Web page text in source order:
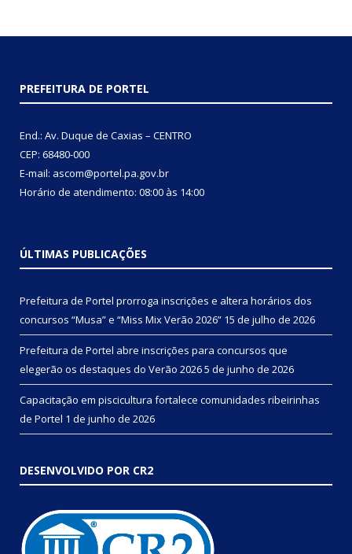
PREFEITURA DE PORTEL
End.: Av. Duque de Caxias – CENTRO
CEP: 68480-000
E-mail: ascom@portel.pa.gov.br
Horário de atendimento: 08:00 às 14:00
ÚLTIMAS PUBLICAÇÕES
Prefeitura de Portel prorroga inscrições e altera horários dos
concursos “Musa” e “Miss Mix Verão 2026” 15 de julho de 2026
Prefeitura de Portel abre inscrições para concursos que
elegerão os destaques do Verão 20265 de junho de 2026
Capacitação em piscicultura fortalece comunidades ribeirinhas
de Portel 1 de junho de 2026
DESENVOLVIDO POR CR2